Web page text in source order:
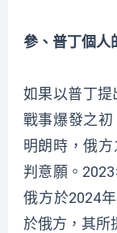
參、普丁個人
如果以普丁
戰事爆發之
明朗時，俄
判意願。
俄方於2024
於俄方，其所